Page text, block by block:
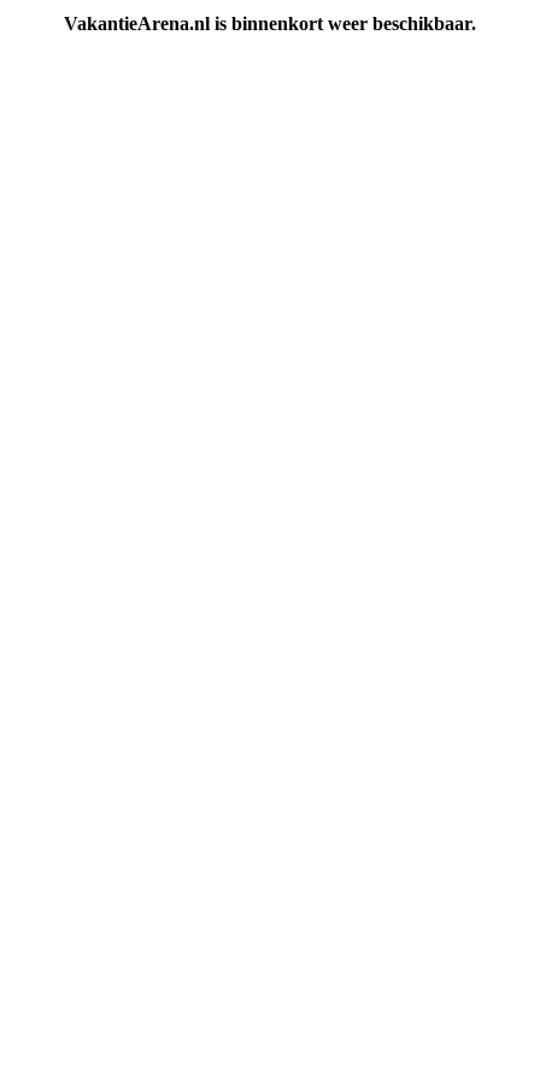
VakantieArena.nl is binnenkort weer beschikbaar.